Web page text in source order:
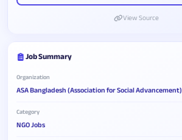
View Source
Job Summary
Organization
ASA Bangladesh (Association for Social Advancement)
Category
NGO Jobs